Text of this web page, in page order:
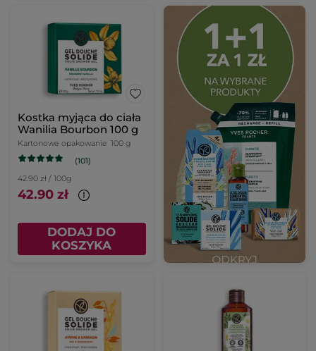
Kostka myjąca do ciała
Wanilia Bourbon 100 g
Kartonowe opakowanie 100 g
(101)
42.90 zł / 100g
42.90 zł
DODAJ DO
KOSZYKA